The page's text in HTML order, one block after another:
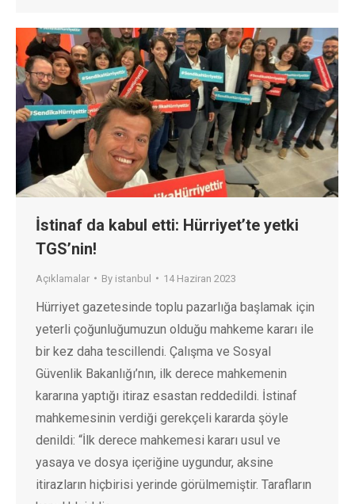
İstinaf da kabul etti: Hürriyet’te yetki
TGS’nin!
Açıklamalar By istanbul 14 Haziran 2023
Hürriyet gazetesinde toplu pazarlığa başlamak için
yeterli çoğunluğumuzun olduğu mahkeme kararı ile
bir kez daha tescillendi. Çalışma ve Sosyal
Güvenlik Bakanlığı’nın, ilk derece mahkemenin
kararına yaptığı itiraz esastan reddedildi. İstinaf
mahkemesinin verdiği gerekçeli kararda şöyle
denildi: “İlk derece mahkemesi kararı usul ve
yasaya ve dosya içeriğine uygundur, aksine
itirazların hiçbirisi yerinde görülmemiştir. Tarafların